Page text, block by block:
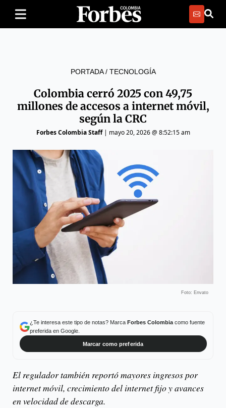
PORTADA/ TECNOLOGÍA
Colombia cerró 2025 con 49,75
millones de accesos a internet móvil,
según la CRC
Forbes Colombia Staff| mayo 20, 2026 @ 8:52:15 am
Foto: Envato
¿Te interesa este tipo de notas? Marca Forbes Colombiacomo fuente
preferida en Google.
Marcar como preferida
El regulador también reportó mayores ingresos por
internet móvil, crecimiento del internet fijo y avances
en velocidad de descarga.